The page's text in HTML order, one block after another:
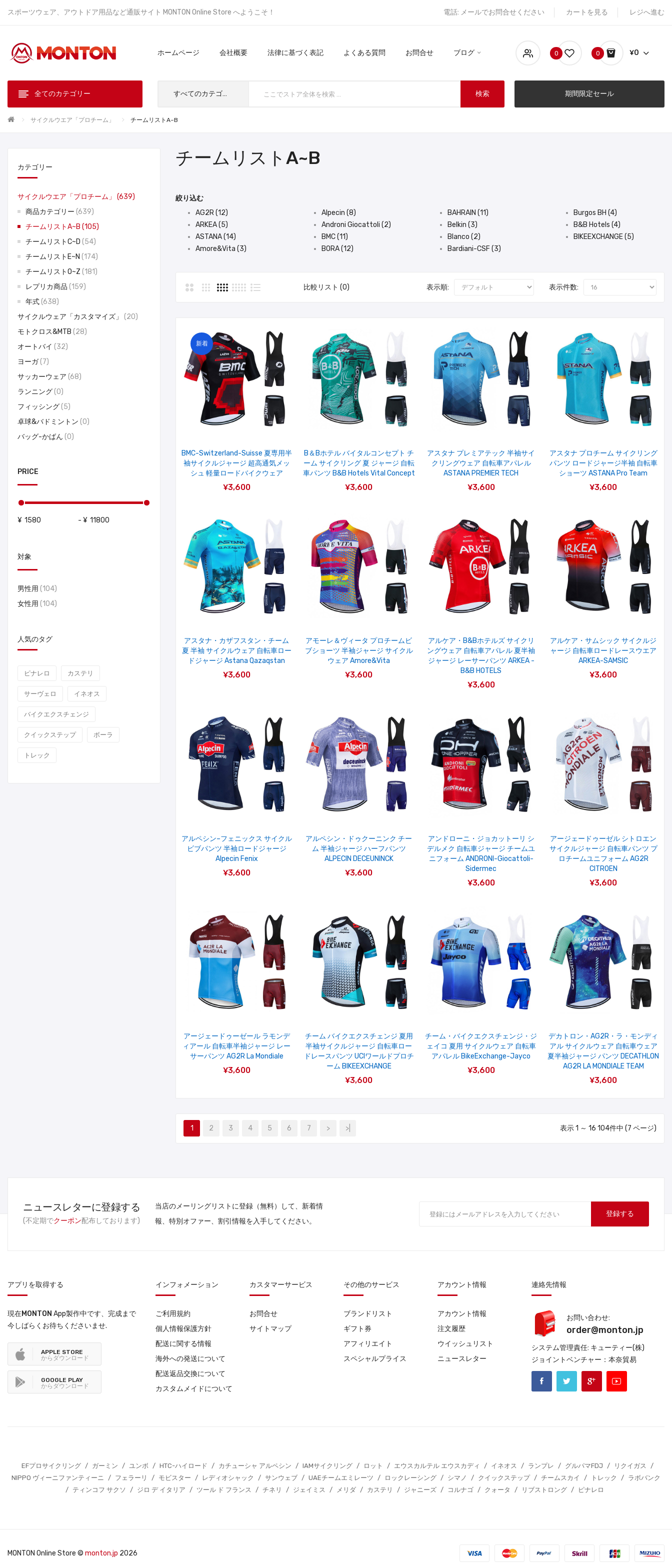
スポーツウェア、アウトドア用品など通販サイト MONTON Online Store へようこそ！ 電話: メールでお問合せください カートを見る レジへ進む
ホームページ 会社概要 法律に基づく表記 よくある質問 お問合せ ブログ 0 0 ¥0
全てのカテゴリー すべてのカテゴリ 検索 期間限定セール
サイクルウエア「プロチーム」 チームリストA~B
PRICE
¥ -¥
対象
男性用 (104)
女性用 (104)
カテゴリー
サイクルウエア「プロチーム」
639
商品カテゴリー 639
チームリストA~B 105
チームリストC~D 54
チームリストE~N
174
チームリストO~Z 181
レプリカ商品 159
年式 638
サイクルウェア「カスタマイズ」
20
モトクロス&MTB 28
オートバイ
32
ヨーガ 7
サッカーウェア 68
ランニング 0
フィッシング 5
卓球&バドミントン 0
バッグ-かばん 0
人気のタグ
ピナレロ カステリ
サーヴェロ イネオス
バイクエクスチェンジ
クイックステップ ボーラ
トレック
チームリストA~B
絞り込む
AG2R (12)
ARKEA (5)
ASTANA (14)
Amore&Vita (3)
Alpecin (8)
Androni Giocattoli (2)
BMC (11)
BORA (12)
BAHRAIN (11)
Belkin (3)
Blanco (2)
Bardiani-CSF (3)
Burgos BH (4)
B&B Hotels (4)
BIKEEXCHANGE (5)
比較リスト (0) 表示順: 表示件数:
新着
BMC-Switzerland-Suisse 夏専用半
袖サイクルジャージ 超高通気メッ
シュ 軽量ロードバイクウェア
¥3,600
B＆Bホテル バイタルコンセプト チ
ーム サイクリング 夏 ジャージ 自転
車パンツ B&B Hotels Vital Concept
¥3,600
アスタナ プレミアテック 半袖サイ
クリングウェア 自転車アパレル
ASTANA PREMIER TECH
¥3,600
アスタナ プロチーム サイクリング
パンツ ロードジャージ半袖 自転車
ショーツ ASTANA Pro Team
¥3,600
アスタナ・カザフスタン・チーム
夏 半袖 サイクルウェア 自転車ロー
ドジャージ Astana Qazaqstan
¥3,600
アモーレ＆ヴィータ プロチームビ
ブショーツ 半袖ジャージ サイクル
ウェア Amore&Vita
¥3,600
アルケア・B&Bホテルズ サイクリ
ングウェア 自転車アパレル 夏半袖
ジャージ レーサーパンツ ARKEA -
B&B HOTELS
¥3,600
アルケア・サムシック サイクルジ
ャージ 自転車ロードレースウエア
ARKEA-SAMSIC
¥3,600
アルペシン–フェニックス サイクル
ビブパンツ 半袖ロードジャージ
Alpecin Fenix
¥3,600
アルペシン・ドゥクーニンク チー
ム 半袖ジャージ ハーフパンツ
ALPECIN DECEUNINCK
¥3,600
アンドローニ・ジョカットーリ シ
デルメク 自転車ジャージ チームユ
ニフォーム ANDRONI-Giocattoli-
Sidermec
¥3,600
アージェードゥーゼル シトロエン
サイクルジャージ 自転車パンツ プ
ロチームユニフォーム AG2R
CITROEN
¥3,600
アージェードゥーゼール ラモンデ
ィアール 自転車半袖ジャージ レー
サーパンツ AG2R La Mondiale
¥3,600
チーム バイクエクスチェンジ 夏用
半袖サイクルジャージ 自転車ロー
ドレースパンツ UCIワールドプロチ
ーム BIKEEXCHANGE
¥3,600
チーム・バイクエクスチェンジ・ジ
ェイコ 夏用 サイクルウェア 自転車
アパレル BikeExchange-Jayco
¥3,600
デカトロン・AG2R・ラ・モンディ
アル サイクルウェア 自転車ウェア
夏半袖ジャージ パンツ DECATHLON
AG2R LA MONDIALE TEAM
¥3,600
1 2 3 4 5 6 7 > >| 表示 1 ～ 16 104件中 (7 ページ)
ニュースレターに登録する
(不定期でクーポン配布しております)
当店のメーリングリストに登録（無料）して、新着情
報、特別オファー、割引情報を入手してください。
登録する
アプリを取得する
現在MONTON App製作中です、完成まで
今しばらくお待ちくださいませ.
APPLE STORE
からダウンロード
GOOGLE PLAY
からダウンロード
インフォメーション
ご利用規約
個人情報保護方針
配送に関する情報
海外への発送について
配送返品交換について
カスタムメイドについて
カスタマーサービス
お問合せ
サイトマップ
その他のサービス
ブランドリスト
ギフト券
アフィリエイト
スペシャルプライス
アカウント情報
アカウント情報
注文履歴
ウイッシュリスト
ニュースレター
連絡先情報
お問い合わせ:
order@monton.jp
システム管理責任: キューティー(株)
ジョイントベンチャー：本奈貿易
EFプロサイクリング / ガーミン / ユンボ / HTC-ハイロード / カチューシャ アルペシン / IAMサイクリング / ロット / エウスカルテル エウスカディ / イネオス / ランプレ / グルパマFDJ / リクイガス
/
NIPPO ヴィーニファンティーニ / フェラーリ / モビスター / レディオシャック / サンウェブ / UAEチームエミレーツ / ロックレーシング / シマノ / クイックステップ / チームスカイ / トレック / ラボバンク
/ ティンコフ サクソ / ジロ デ イタリア / ツール ド フランス / チネリ / ジェイミス / メリダ / カステリ / ジャニーズ / コルナゴ / クォータ / リブストロング / ピナレロ
MONTON Online Store © monton.jp 2026